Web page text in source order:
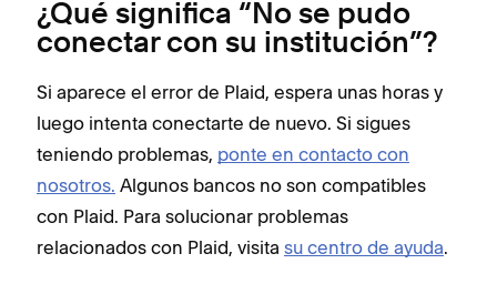
¿Qué significa “No se pudo
conectar con su institución”?
Si aparece el error de Plaid, espera unas horas y
luego intenta conectarte de nuevo. Si sigues
teniendo problemas, ponte en contacto con
nosotros. Algunos bancos no son compatibles
con Plaid. Para solucionar problemas
relacionados con Plaid, visita su centro de ayuda.